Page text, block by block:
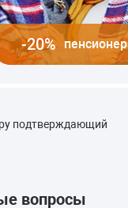
-20%
подтверждающий
вопросы